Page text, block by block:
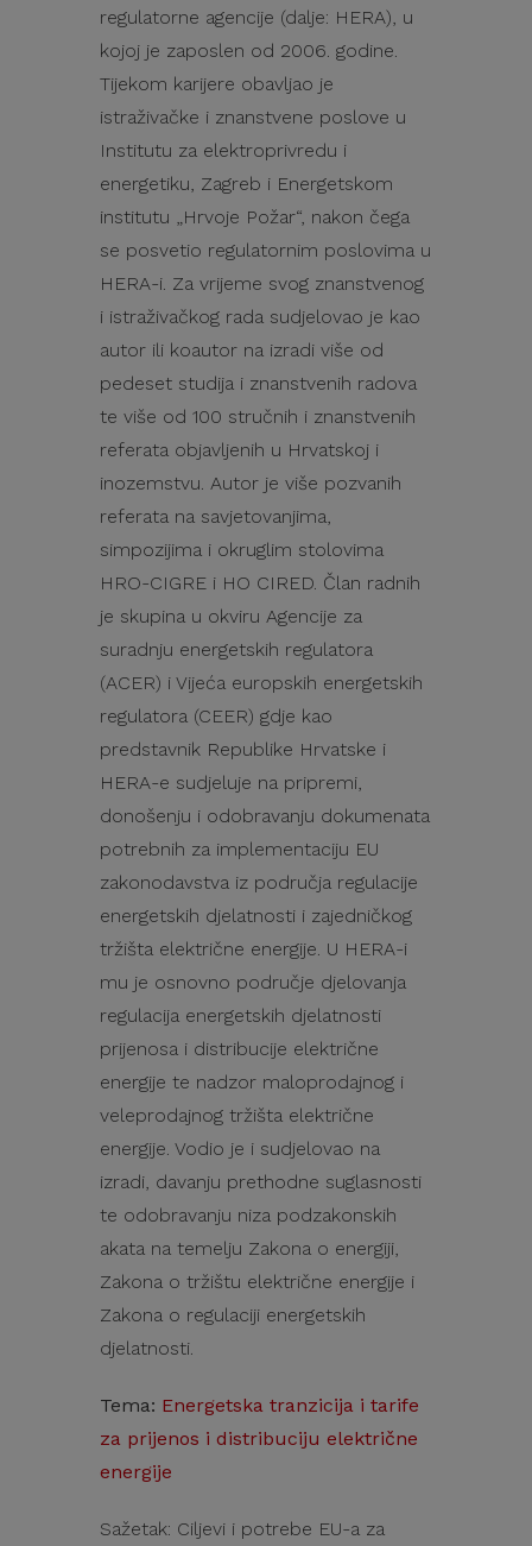
regulatorne agencije (dalje: HERA), u
kojoj je zaposlen od 2006. godine.
Tijekom karijere obavljao je
istraživačke i znanstvene poslove u
Institutu za elektroprivredu i
energetiku, Zagreb i Energetskom
institutu „Hrvoje Požar“, nakon čega
se posvetio regulatornim poslovima u
HERA-i. Za vrijeme svog znanstvenog
i istraživačkog rada sudjelovao je kao
autor ili koautor na izradi više od
pedeset studija i znanstvenih radova
te više od 100 stručnih i znanstvenih
referata objavljenih u Hrvatskoj i
inozemstvu. Autor je više pozvanih
referata na savjetovanjima,
simpozijima i okruglim stolovima
HRO-CIGRE i HO CIRED. Član radnih
je skupina u okviru Agencije za
suradnju energetskih regulatora
(ACER) i Vijeća europskih energetskih
regulatora (CEER) gdje kao
predstavnik Republike Hrvatske i
HERA-e sudjeluje na pripremi,
donošenju i odobravanju dokumenata
potrebnih za implementaciju EU
zakonodavstva iz područja regulacije
energetskih djelatnosti i zajedničkog
tržišta električne energije. U HERA-i
mu je osnovno područje djelovanja
regulacija energetskih djelatnosti
prijenosa i distribucije električne
energije te nadzor maloprodajnog i
veleprodajnog tržišta električne
energije. Vodio je i sudjelovao na
izradi, davanju prethodne suglasnosti
te odobravanju niza podzakonskih
akata na temelju Zakona o energiji,
Zakona o tržištu električne energije i
Zakona o regulaciji energetskih
djelatnosti.
Tema: Energetska tranzicija i tarife
za prijenos i distribuciju električne
energije
Sažetak: Ciljevi i potrebe EU-a za